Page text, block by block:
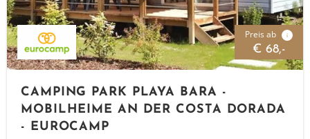
Preis ab i
€ 68,-
CAMPING PARK PLAYA BARA -
MOBILHEIME AN DER COSTA DORADA
- EUROCAMP